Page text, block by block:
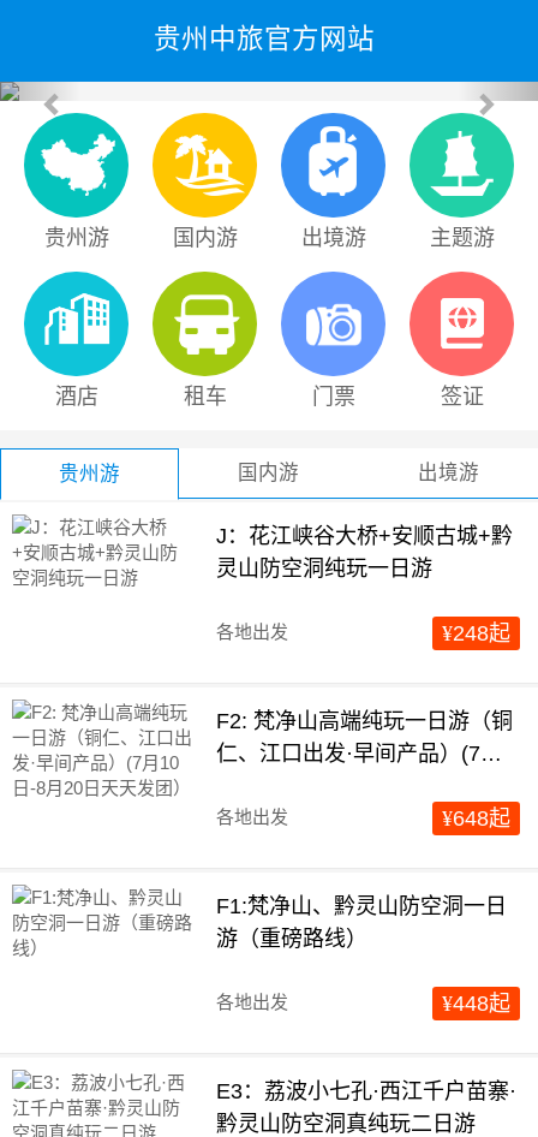
贵州中旅官方网站
上
一
张
下
一
张
贵州游 国内游 出境游 主题游
酒店 租车 门票 签证
贵州游 国内游 出境游
J：花江峡谷大桥+安顺古城+黔
灵山防空洞纯玩一日游
各地出发 ¥248起
F2: 梵净山高端纯玩一日游（铜
仁、江口出发·早间产品）(7月1
各地出发 ¥648起
F1:梵净山、黔灵山防空洞一日
游（重磅路线）
各地出发 ¥448起
E3：荔波小七孔·西江千户苗寨·
黔灵山防空洞真纯玩二日游